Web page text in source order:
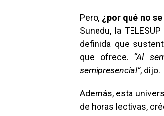
Pero, ¿por qué no
Sunedu, la
definida que
que ofrece. “Al
semipresencial”, dijo.
Además, esta
de horas lectivas,